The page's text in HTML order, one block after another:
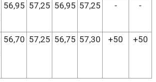
56,95 57,25 56,95 57,25 - -
56,70 57,25 56,75 57,30 +50 +50